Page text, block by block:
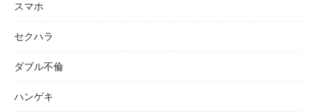
スマホ
セクハラ
ダブル不倫
ハンゲキ